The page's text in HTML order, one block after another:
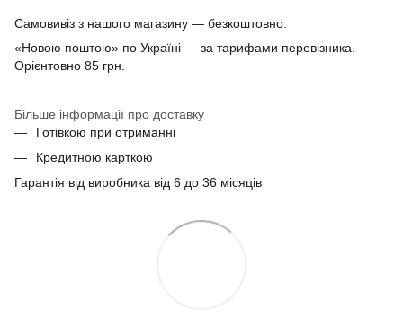
Самовивіз з нашого магазину — безкоштовно.
«Новою поштою» по Україні — за тарифами перевізника.
Орієнтовно 85 грн.
Більше інформації про доставку
Готівкою при отриманні
Кредитною карткою
Гарантія від виробника від 6 до 36 місяців